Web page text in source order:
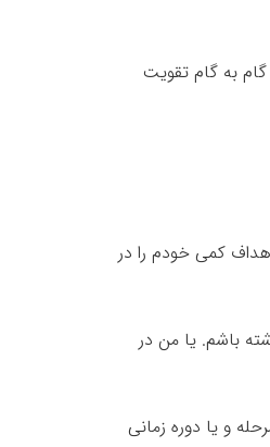
گام به گام تقویت
کمی خودم را در
باشم. یا من در
و یا دوره زمانی